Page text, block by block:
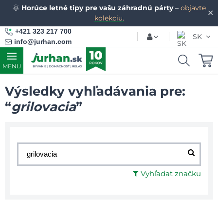
✕
🌞 Horúce letné tipy pre vašu záhradnú párty– objavte
kolekciu.
+421 323 217 700
info@jurhan.com
SK
MENU
Výsledky vyhľadávania pre:
“grilovacia”
Vyhľadať značku